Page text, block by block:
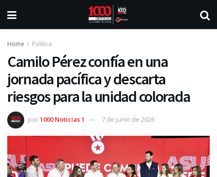
Home Política
Camilo Pérez confía en una
jornada pacífica y descarta
riesgos para la unidad colorada
por1000 Noticias 1 7 de junio de 2026